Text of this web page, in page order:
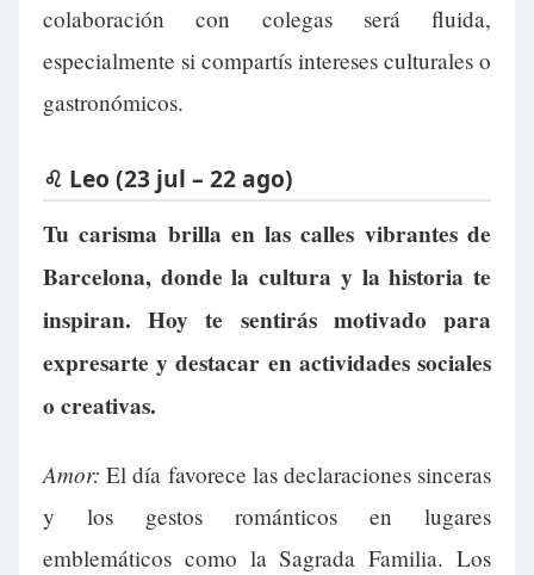
colaboración con colegas será fluida,
especialmente si compartís intereses culturales o
gastronómicos.
♌ Leo (23 jul – 22 ago)
Tu carisma brilla en las calles vibrantes de
Barcelona, donde la cultura y la historia te
inspiran. Hoy te sentirás motivado para
expresarte y destacar en actividades sociales
o creativas.
Amor: El día favorece las declaraciones sinceras
y los gestos románticos en lugares
emblemáticos como la Sagrada Familia. Los